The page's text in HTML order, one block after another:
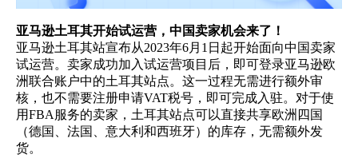
合作伙伴
帮助中心
了解我们
简体中文
亚马逊土耳其开始试运营，中国卖家机会来了！
亚马逊土耳其站宣布从2023年6月1日起开始面向中国卖家
试运营。卖家成功加入试运营项目后，即可登录亚马逊欧
洲联合账户中的土耳其站点。这一过程无需进行额外审
核，也不需要注册申请VAT税号，即可完成入驻。对于使
用FBA服务的卖家，土耳其站点可以直接共享欧洲四国
（德国、法国、意大利和西班牙）的库存，无需额外发
货。